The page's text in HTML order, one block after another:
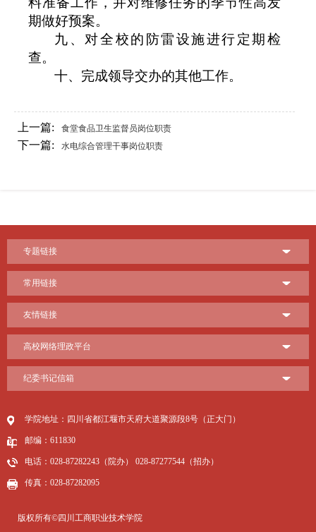
期做好预案。
九、对全校的防雷设施进行定期检
查。
十、完成领导交办的其他工作。
上一篇: 食堂食品卫生监督员岗位职责
下一篇: 水电综合管理干事岗位职责
专题链接
常用链接
友情链接
高校网络理政平台
纪委书记信箱
学院地址：四川省都江堰市天府大道聚源段8号（正大门）
邮编：611830
电话：028-87282243（院办） 028-87277544（招办）
传真：028-87282095
版权所有©四川工商职业技术学院